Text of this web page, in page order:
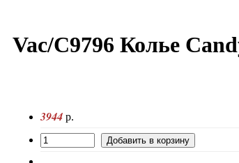
Vac/C9796 Колье
3944 р.